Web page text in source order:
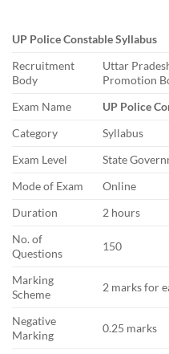
UP Police Constable Syllabus
Recruitment
Body
Uttar
Promotion
Exam Name
UP Police
Category
Syllabus
Exam Level
State
Mode of Exam
Online
Duration
2 hours
No. of
Questions
150
Marking
Scheme
2 marks for
Negative
Marking
0.25 marks